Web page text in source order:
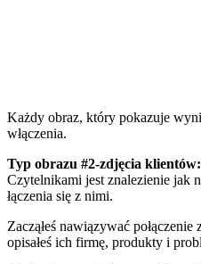
Każdy obraz, który pokazuje
włączenia.
Typ obrazu #2-zdjęcia klientów:
Czytelnikami jest znalezienie jak
łączenia się z nimi.
Zacząłeś nawiązywać
opisałeś ich firmę, produkty i